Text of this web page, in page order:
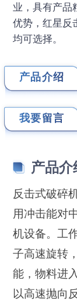
业，具有产品
优势，红星反
均可选择。
产品介绍
我要留言
产品介
反击式破碎
用冲击能对
机设备。工
子高速旋转
能，物料进
以高速抛向